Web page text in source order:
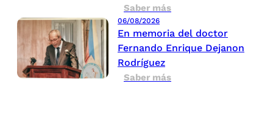
Saber más
06/08/2026
En memoria del doctor
Fernando Enrique Dejanon
Rodríguez
Saber más